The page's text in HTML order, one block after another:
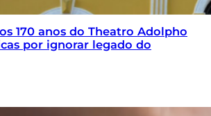
170 anos do Theatro Adolpho
por ignorar legado do